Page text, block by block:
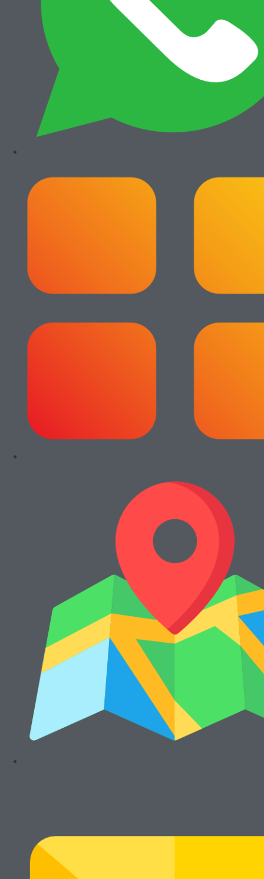
Emergency Call Cikarang
Leave a Reply
Your email address will not be published.
Required fields are
Melayani Jual dan Sewa Mesin Fotocopy
Harga Jual
Harga Sewa
Rawalumbu, Bekasi Timur (Jakarta Raya)
Munjuljaya, Purwakarta, Jawa Barat
Telepon : (021) 8241-1660
WhatsApp : 0878-1011-0711
© Cikarang.Biz. All right reserved.
Main Menu
Standalone
Portable
Wi-Fi Ready
Mesin Untuk Kantor